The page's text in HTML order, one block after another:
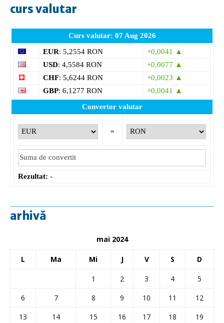
curs valutar
Curs valutar: 07 Aug 2026
EUR: 5,2554 RON
+0,0041 ▲
USD: 4,5584 RON
+0,0077 ▲
CHF: 5,6244 RON
+0,0023 ▲
GBP: 6,1277 RON
+0,0041 ▲
Convertor valutar
»
Rezultat: -
arhivă
mai 2024
L Ma Mi J V S D
1 2 3 4
5
6
7 8 9 10 11
12
13
14 15 16 17 18
19